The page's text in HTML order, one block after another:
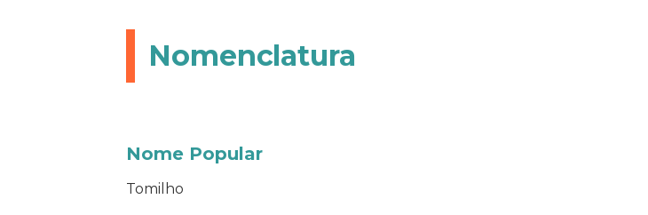
Nomenclatura
Nome Popular
Tomilho